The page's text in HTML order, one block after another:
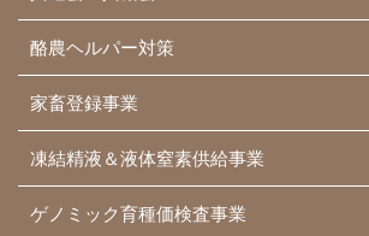
酪農ヘルパー対策
家畜登録事業
凍結精液＆液体窒素供給事業
ゲノミック育種価検査事業